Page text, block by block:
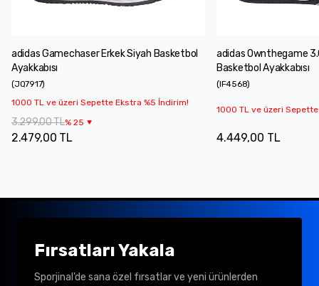
adidas Gamechaser Erkek Siyah Basketbol
Ayakkabısı
(JQ7917)
1000 TL ve üzeri Sepette Ekstra %5 İndirim!
3.299,00 TL% 25
2.479,00 TL
adidas Ownthegame
Basketbol Ayakkabısı
(IF4568)
1000 TL ve üzeri
4.449,00 TL
Fırsatları Yakala
Sporjinal’de sana özel fırsatlar ve yeni ürünlerden